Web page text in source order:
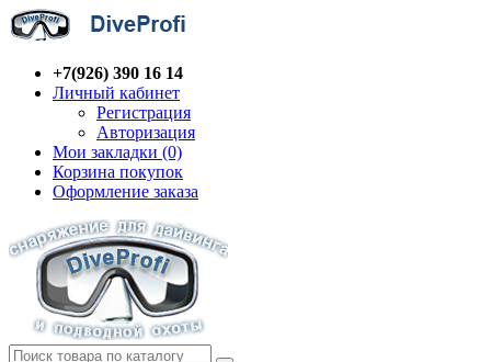
+7(926) 390 16 14
Личный кабинет
Регистрация
Авторизация
Мои закладки (0)
Корзина покупок
Оформление заказа